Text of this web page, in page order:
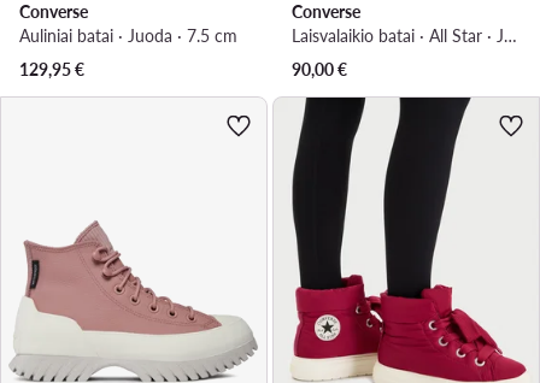
Converse
Auliniai batai · Juoda · 7.5 cm
129,95€
Converse
Laisvalaikio batai · All Star · Juoda
90,00€